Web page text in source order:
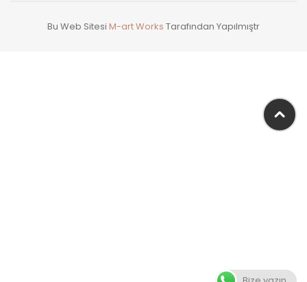
Bu Web Sitesi M-art Works Tarafından Yapılmıştr